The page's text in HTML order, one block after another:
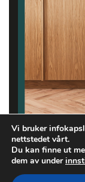
Vi bruker
nettstedet vårt.
Du kan finne ut
dem av under